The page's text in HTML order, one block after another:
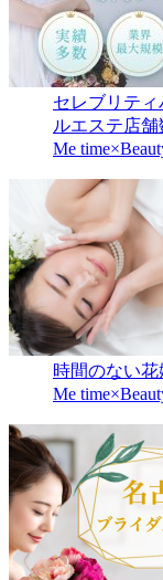
セレブリテ
ルエステ店舗
Me
時間のない
Me